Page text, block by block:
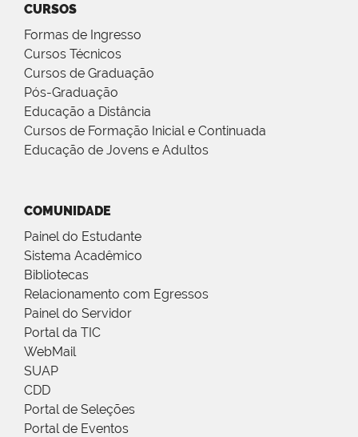
CURSOS
Formas de Ingresso
Cursos Técnicos
Cursos de Graduação
Pós-Graduação
Educação a Distância
Cursos de Formação Inicial e Continuada
Educação de Jovens e Adultos
COMUNIDADE
Painel do Estudante
Sistema Acadêmico
Bibliotecas
Relacionamento com Egressos
Painel do Servidor
Portal da TIC
WebMail
SUAP
CDD
Portal de Seleções
Portal de Eventos